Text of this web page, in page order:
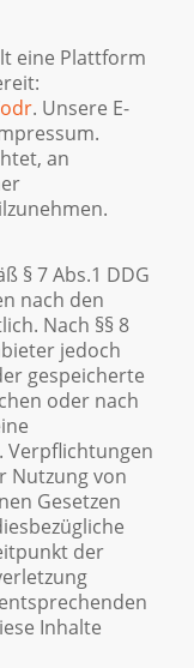
eine Plattform
. Unsere E-
an
§ 7 Abs.1 DDG
nach den
Nach §§ 8
jedoch
gespeicherte
oder nach
Verpflichtungen
Nutzung von
Gesetzen
der
Inhalte